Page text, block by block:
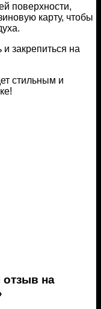
поверхности,
карту, чтобы
закрепиться на
стильным и
отзыв на